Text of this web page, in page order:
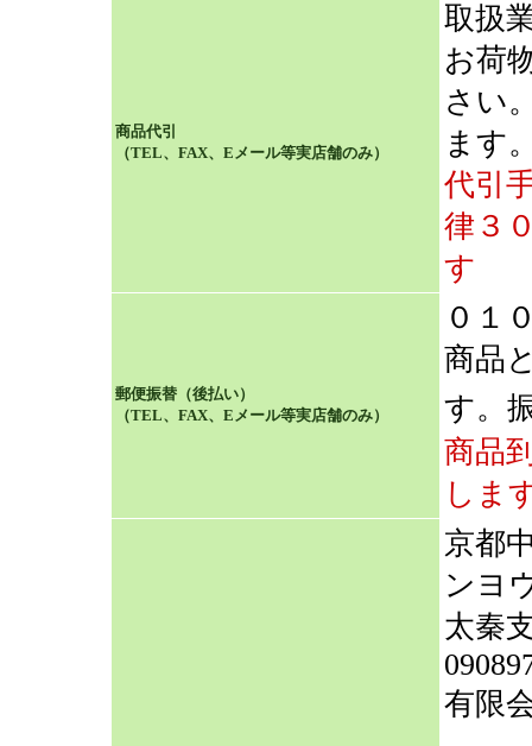
商品代引
（TEL、FAX、Eメール等実店舗のみ）
取扱
お荷
さい
ます
代引
律３
す
郵便振替（後払い）
（TEL、FAX、Eメール等実店舗のみ）
０１
商品
す。
商品
しま
京都
ンヨ
太秦
有限